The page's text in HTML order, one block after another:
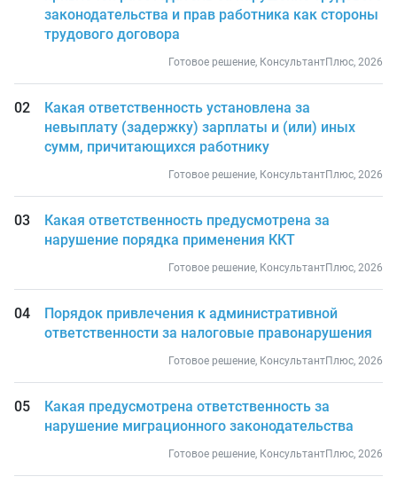
законодательства и прав работника как стороны
трудового договора
Готовое решение, КонсультантПлюс, 2026
Какая ответственность установлена за
невыплату (задержку) зарплаты и (или) иных
сумм, причитающихся работнику
Готовое решение, КонсультантПлюс, 2026
Какая ответственность предусмотрена за
нарушение порядка применения ККТ
Готовое решение, КонсультантПлюс, 2026
Порядок привлечения к административной
ответственности за налоговые правонарушения
Готовое решение, КонсультантПлюс, 2026
Какая предусмотрена ответственность за
нарушение миграционного законодательства
Готовое решение, КонсультантПлюс, 2026